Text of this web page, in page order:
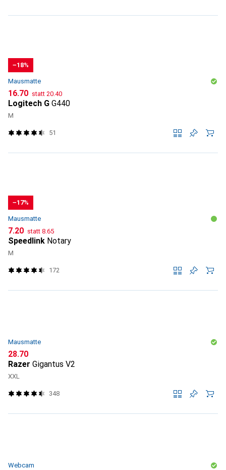
−18%
Mausmatte
CHF
16.70 statt CHF
20.40
Logitech G G440
M
51
−17%
Mausmatte
CHF
7.20 statt CHF
8.65
Speedlink Notary
M
172
Mausmatte
CHF
28.70
Razer Gigantus V2
XXL
348
Webcam